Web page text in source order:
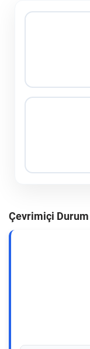
Çevrimiçi Durum